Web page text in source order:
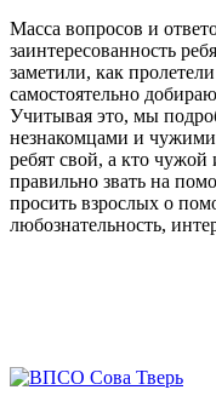
Масса вопросов и
заинтересованность
заметили, как
самостоятельно
Учитывая это, мы
незнакомцами и чужими
ребят свой, а кто
правильно звать на
просить взрослых о
любознательность,